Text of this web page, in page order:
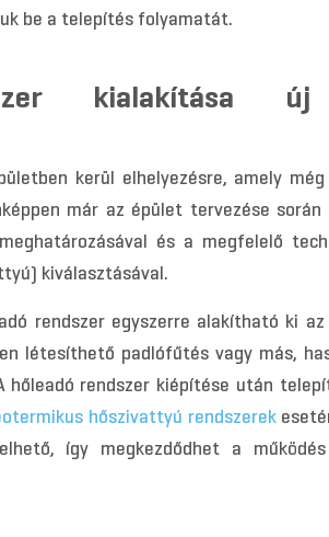
be a telepítés folyamatát.
kialakítása
kerül elhelyezésre, amely
már az épület tervezése során
és a megfelelő
kiválasztásával.
rendszer egyszerre alakítható ki
létesíthető padlófűtés vagy más,
hőleadó rendszer kiépítése után
hőszivattyú rendszerek
így megkezdődhet a